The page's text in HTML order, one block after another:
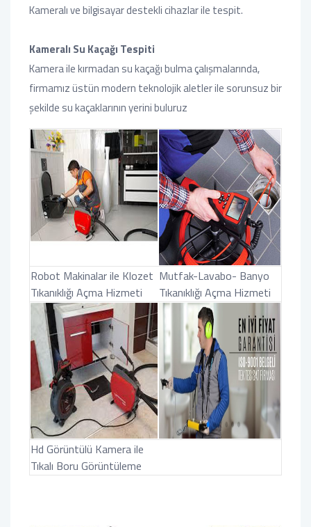
Kameralı ve bilgisayar destekli cihazlar ile tespit.
Kameralı Su Kaçağı Tespiti
Kamera ile kırmadan su kaçağı bulma çalışmalarında,
firmamız üstün modern teknolojik aletler ile sorunsuz bir
şekilde su kaçaklarının yerini buluruz
Robot Makinalar ile Klozet
Tıkanıklığı Açma Hizmeti
Mutfak-Lavabo- Banyo
Tıkanıklığı Açma Hizmeti
Hd Görüntülü Kamera ile
Tıkalı Boru Görüntüleme